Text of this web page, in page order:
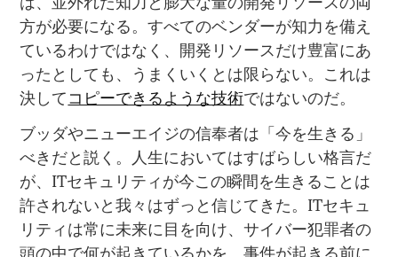
方が必要になる。すべてのベンダーが知力を備え
ているわけではなく、開発リソースだけ豊富にあ
ったとしても、うまくいくとは限らない。これは
決してコピーできるような技術ではないのだ。
ブッダやニューエイジの信奉者は「今を生きる」
べきだと説く。人生においてはすばらしい格言だ
が、ITセキュリティが今この瞬間を生きることは
許されないと我々はずっと信じてきた。ITセキュ
リティは常に未来に目を向け、サイバー犯罪者の
頭の中で何が起きているかを、事件が起きる前に